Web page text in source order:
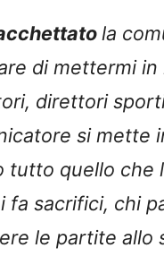
la
di mettermi
direttori
si mette
tutto quello che
fa sacrifici, chi
le partite allo